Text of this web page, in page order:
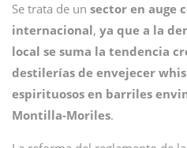
Se trata de un sector en auge
internacional, ya que a la
local se suma la tendencia
destilerías de envejecer
espirituosos en barriles
Montilla-Moriles.